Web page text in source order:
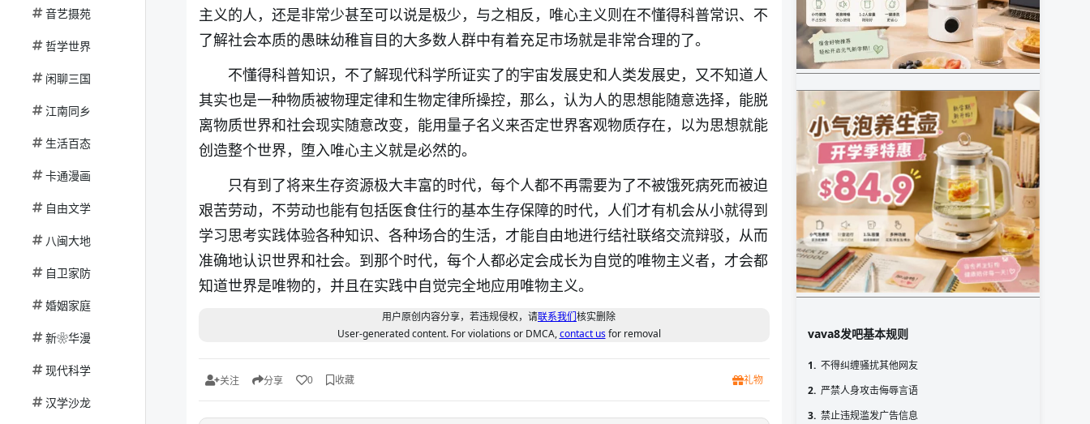
音艺摄苑
哲学世界
闲聊三国
江南同乡
生活百态
卡通漫画
自由文学
八闽大地
自卫家防
婚姻家庭
新❀华漫
现代科学
汉学沙龙
主义的人，还是非常少甚至可以说是极少，与之相反，唯心主义则在不懂得科普常识、不
了解社会本质的愚昧幼稚盲目的大多数人群中有着充足市场就是非常合理的了。
不懂得科普知识，不了解现代科学所证实了的宇宙发展史和人类发展史，又不知道人
其实也是一种物质被物理定律和生物定律所操控，那么，认为人的思想能随意选择，能脱
离物质世界和社会现实随意改变，能用量子名义来否定世界客观物质存在，以为思想就能
创造整个世界，堕入唯心主义就是必然的。
只有到了将来生存资源极大丰富的时代，每个人都不再需要为了不被饿死病死而被迫
艰苦劳动，不劳动也能有包括医食住行的基本生存保障的时代，人们才有机会从小就得到
学习思考实践体验各种知识、各种场合的生活，才能自由地进行结社联络交流辩驳，从而
准确地认识世界和社会。到那个时代，每个人都必定会成长为自觉的唯物主义者，才会都
知道世界是唯物的，并且在实践中自觉完全地应用唯物主义。
用户原创内容分享，若违规侵权，请联系我们核实删除
User-generated content. For violations or DMCA,contact usfor removal
关注 分享 0 收藏 礼物
vava8发吧基本规则
1. 不得纠缠骚扰其他网友
2. 严禁人身攻击侮辱言语
3. 禁止违规滥发广告信息